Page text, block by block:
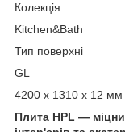
Колекція
Kitchen&Bath
Тип поверхні
GL
4200 x 1310 x 12 мм
Плита HPL —